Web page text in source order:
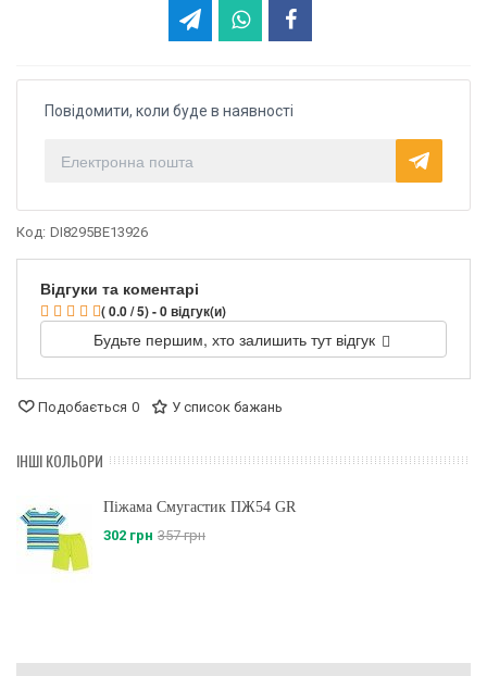
Повідомити, коли буде в наявності
Код: DI8295BE13926
Відгуки та коментарі
( 0.0 / 5) - 0 відгук(и)
Будьте першим, хто залишить тут відгук
Подобається 0 У список бажань
ІНШІ КОЛЬОРИ
Піжама Смугастик ПЖ54 GR
302 грн 357 грн